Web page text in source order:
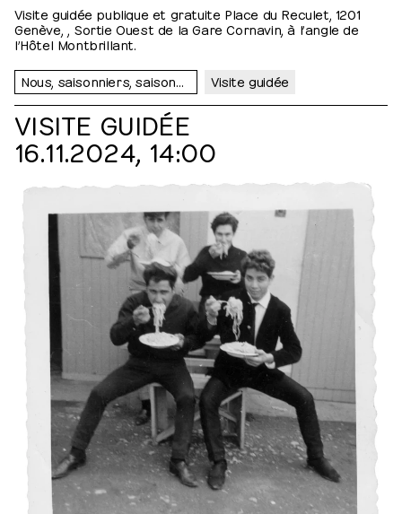
Visite guidée publique et gratuite Place du Reculet, 1201
Genève, , Sortie Ouest de la Gare Cornavin, à l’angle de
l’Hôtel Montbrillant.
Nous, saisonniers, saisonnières… Visite guidée
VISITE GUIDÉE
16.11.2024, 14:00